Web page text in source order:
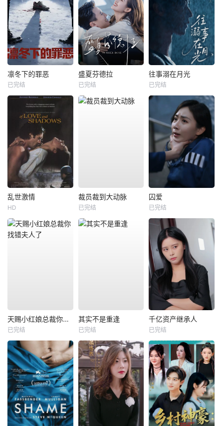
凛冬下的罪恶
已完结
盛夏芬德拉
已完结
往事溺在月光
已完结
乱世激情
HD
裁员裁到大动脉
已完结
囚爱
已完结
天赐小红娘总裁你找错夫人了
已完结
其实不是重逢
已完结
千亿资产继承人
已完结